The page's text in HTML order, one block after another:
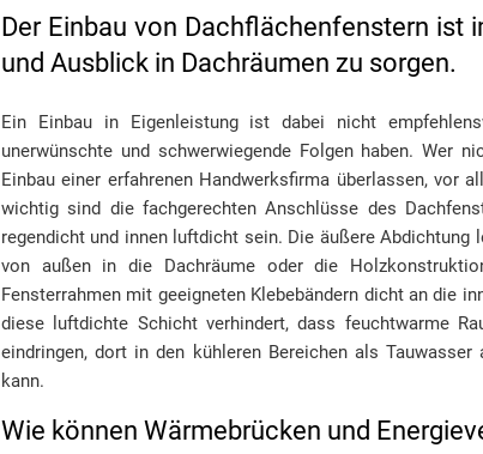
Der Einbau von Dachflächenfenstern ist
und Ausblick in Dachräumen zu sorgen.
Ein Einbau in Eigenleistung ist dabei nicht
unerwünschte und schwerwiegende Folgen haben. Wer
Einbau einer erfahrenen Handwerksfirma überlassen, vor
wichtig sind die fachgerechten Anschlüsse des
regendicht und innen luftdicht sein. Die äußere Abdichtung
von außen in die Dachräume oder die
Fensterrahmen mit geeigneten Klebebändern dicht an die
diese luftdichte Schicht verhindert, dass feuchtwarme
eindringen, dort in den kühleren Bereichen als
kann.
Wie können Wärmebrücken und